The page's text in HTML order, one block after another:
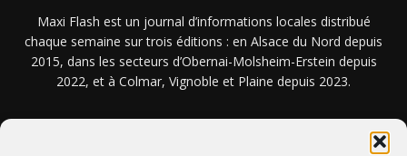
Maxi Flash est un journal d’informations locales distribué
chaque semaine sur trois éditions : en Alsace du Nord depuis
2015, dans les secteurs d’Obernai-Molsheim-Erstein depuis
2022, et à Colmar, Vignoble et Plaine depuis 2023.